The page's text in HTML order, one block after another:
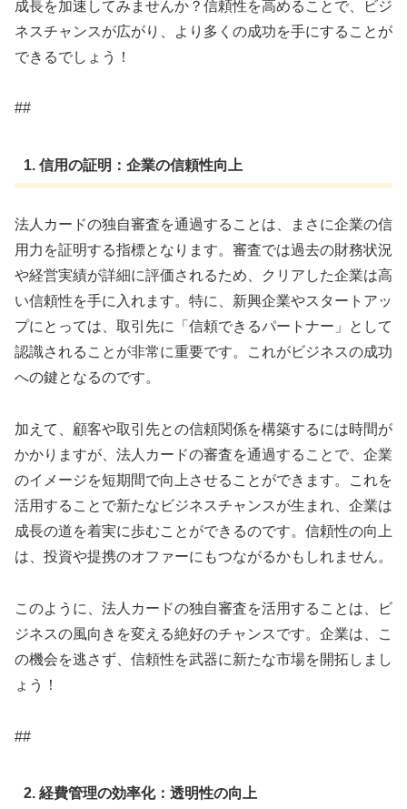
成長を加速してみませんか？信頼性を高めることで、ビジ
ネスチャンスが広がり、より多くの成功を手にすることが
できるでしょう！
##
1. 信用の証明：企業の信頼性向上
法人カードの独自審査を通過することは、まさに企業の信
用力を証明する指標となります。審査では過去の財務状況
や経営実績が詳細に評価されるため、クリアした企業は高
い信頼性を手に入れます。特に、新興企業やスタートアッ
プにとっては、取引先に「信頼できるパートナー」として
認識されることが非常に重要です。これがビジネスの成功
への鍵となるのです。
加えて、顧客や取引先との信頼関係を構築するには時間が
かかりますが、法人カードの審査を通過することで、企業
のイメージを短期間で向上させることができます。これを
活用することで新たなビジネスチャンスが生まれ、企業は
成長の道を着実に歩むことができるのです。信頼性の向上
は、投資や提携のオファーにもつながるかもしれません。
このように、法人カードの独自審査を活用することは、ビ
ジネスの風向きを変える絶好のチャンスです。企業は、こ
の機会を逃さず、信頼性を武器に新たな市場を開拓しまし
ょう！
##
2. 経費管理の効率化：透明性の向上